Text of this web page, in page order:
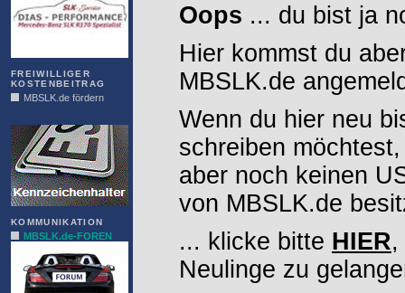
FREIWILLIGER
KOSTENBEITRAG
MBSLK.de fördern
KOMMUNIKATION
MBSLK.de-FOREN
Oops ... du bist ja
Hier kommst du
MBSLK.de
Wenn du hier neu
schreiben möchtest,
aber noch keinen
von MBSLK.de
... klicke bitte HIER,
Neulinge zu